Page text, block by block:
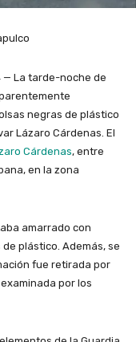
— La tarde-noche de
negras de plástico
Lázaro Cárdenas. El
Cárdenas, entre
en la zona
amarrado con
plástico. Además, se
fue retirada por
por los